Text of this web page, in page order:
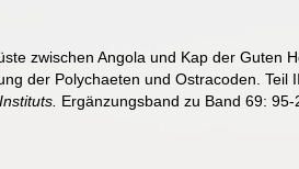
zwischen Angola und Kap der Guten
der Polychaeten und Ostracoden. Teil
Ergänzungsband zu Band 69: 95-